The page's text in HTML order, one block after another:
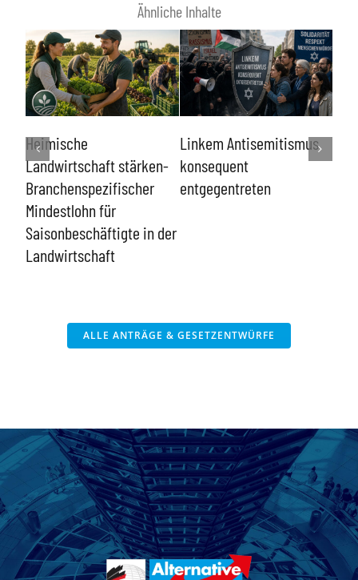
Ähnliche Inhalte
Heimische
Landwirtschaft stärken-
Branchenspezifischer
Mindestlohn für
Saisonbeschäftigte in der
Landwirtschaft
Linkem Antisemitismus
konsequent
entgegentreten
ALLE ANTRÄGE & GESETZENTWÜRFE